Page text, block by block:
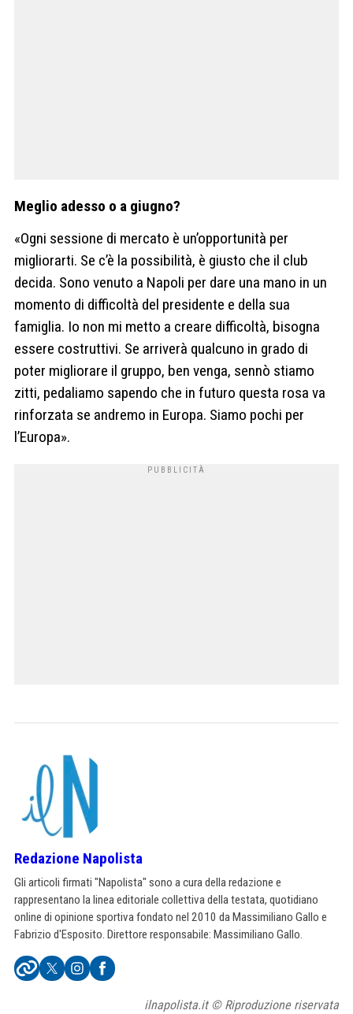
Meglio adesso o a giugno?
«Ogni sessione di mercato è un’opportunità per
migliorarti. Se c’è la possibilità, è giusto che il club
decida. Sono venuto a Napoli per dare una mano in un
momento di difficoltà del presidente e della sua
famiglia. Io non mi metto a creare difficoltà, bisogna
essere costruttivi. Se arriverà qualcuno in grado di
poter migliorare il gruppo, ben venga, sennò stiamo
zitti, pedaliamo sapendo che in futuro questa rosa va
rinforzata se andremo in Europa. Siamo pochi per
l’Europa».
Redazione Napolista
Gli articoli firmati "Napolista" sono a cura della redazione e
rappresentano la linea editoriale collettiva della testata, quotidiano
online di opinione sportiva fondato nel 2010 da Massimiliano Gallo e
Fabrizio d'Esposito. Direttore responsabile: Massimiliano Gallo.
ilnapolista.it © Riproduzione riservata